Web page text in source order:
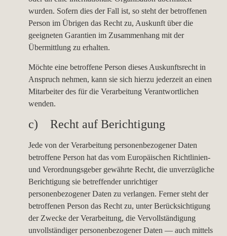
wurden. Sofern dies der Fall ist, so steht der betroffenen
Person im Übrigen das Recht zu, Auskunft über die
geeigneten Garantien im Zusammenhang mit der
Übermittlung zu erhalten.
Möchte eine betroffene Person dieses Auskunftsrecht in
Anspruch nehmen, kann sie sich hierzu jederzeit an einen
Mitarbeiter des für die Verarbeitung Verantwortlichen
wenden.
c) Recht auf Berichtigung
Jede von der Verarbeitung personenbezogener Daten
betroffene Person hat das vom Europäischen Richtlinien-
und Verordnungsgeber gewährte Recht, die unverzügliche
Berichtigung sie betreffender unrichtiger
personenbezogener Daten zu verlangen. Ferner steht der
betroffenen Person das Recht zu, unter Berücksichtigung
der Zwecke der Verarbeitung, die Vervollständigung
unvollständiger personenbezogener Daten — auch mittels